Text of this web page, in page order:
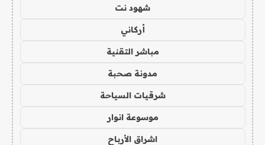
شهود نت
أركاني
مباشر التقنية
مدونة صحبة
شرقيات السياحة
موسوعة انوار
اشراق الأرباح